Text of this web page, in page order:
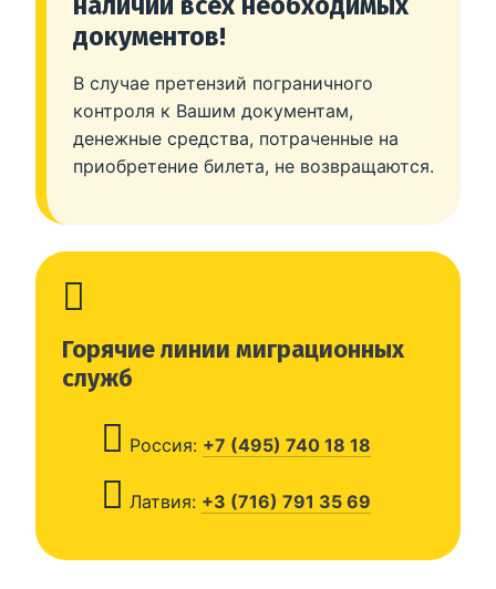
документов!
В случае претензий пограничного
контроля к Вашим документам,
денежные средства, потраченные на
приобретение билета, не возвращаются.
Горячие линии миграционных
служб
Россия: +7 (495) 740 18 18
Латвия: +3 (716) 791 35 69